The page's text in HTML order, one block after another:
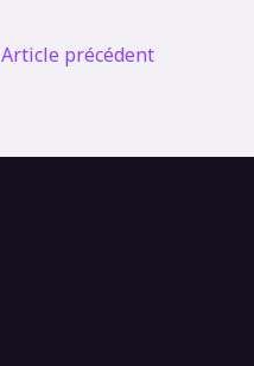
Article précédent